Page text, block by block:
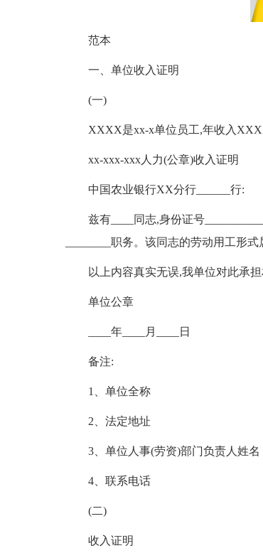
范本
一、单位收入证明
(一)
XXXX是xx-x单位员工,年收入XXX
xx-xxx-xxx人力(公章)收入证明
中国农业银行XX分行______行:
兹有____同志,身份证号
________职务。该同志的劳动用工形
以上内容真实无误,我单位对此承担
单位公章
____年____月____日
备注:
1、单位全称
2、法定地址
3、单位人事(劳资)部门负责人姓名
4、联系电话
(二)
收入证明